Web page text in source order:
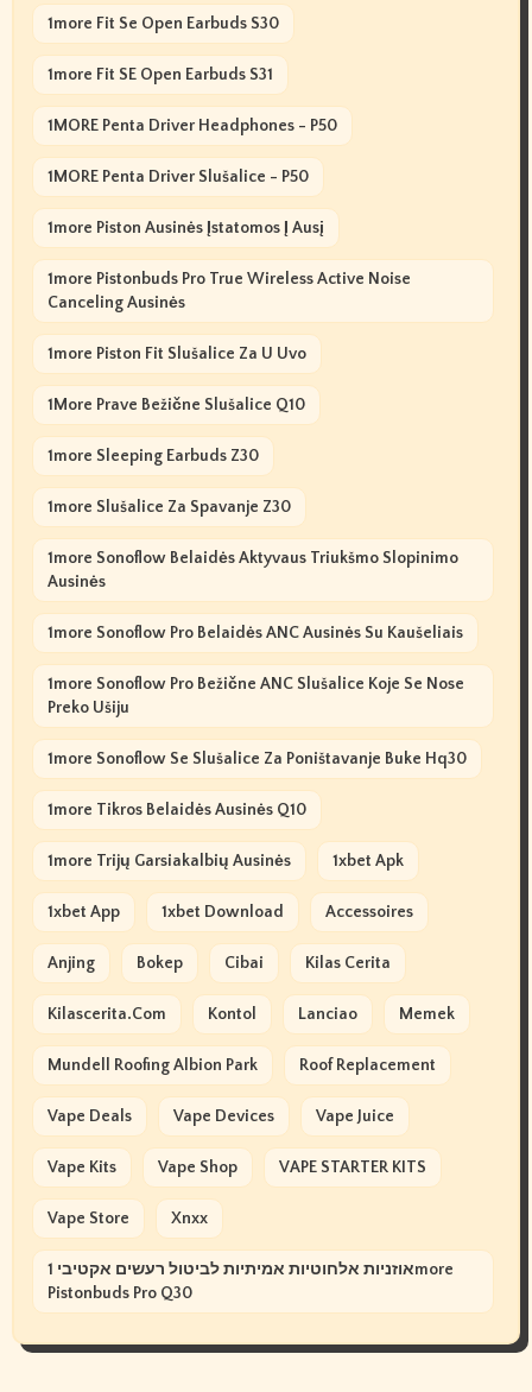
1more Fit Se Open Earbuds S30
1more Fit SE Open Earbuds S31
1MORE Penta Driver Headphones - P50
1MORE Penta Driver Slušalice - P50
1more Piston Ausinės Įstatomos Į Ausį
1more Pistonbuds Pro True Wireless Active Noise
Canceling Ausinės
1more Piston Fit Slušalice Za U Uvo
1More Prave Bežične Slušalice Q10
1more Sleeping Earbuds Z30
1more Slušalice Za Spavanje Z30
1more Sonoflow Belaidės Aktyvaus Triukšmo Slopinimo
Ausinės
1more Sonoflow Pro Belaidės ANC Ausinės Su Kaušeliais
1more Sonoflow Pro Bežične ANC Slušalice Koje Se Nose
Preko Ušiju
1more Sonoflow Se Slušalice Za Poništavanje Buke Hq30
1more Tikros Belaidės Ausinės Q10
1more Trijų Garsiakalbių Ausinės 1xbet Apk
1xbet App 1xbet Download Accessoires
Anjing Bokep Cibai Kilas Cerita
Kilascerita.com Kontol Lanciao Memek
Mundell Roofing Albion Park Roof Replacement
Vape Deals Vape Devices Vape Juice
Vape Kits Vape Shop VAPE STARTER KITS
Vape Store Xnxx
אוזניות אלחוטיות אמיתיות לביטול רעשים אקטיבי 1more
Pistonbuds Pro Q30